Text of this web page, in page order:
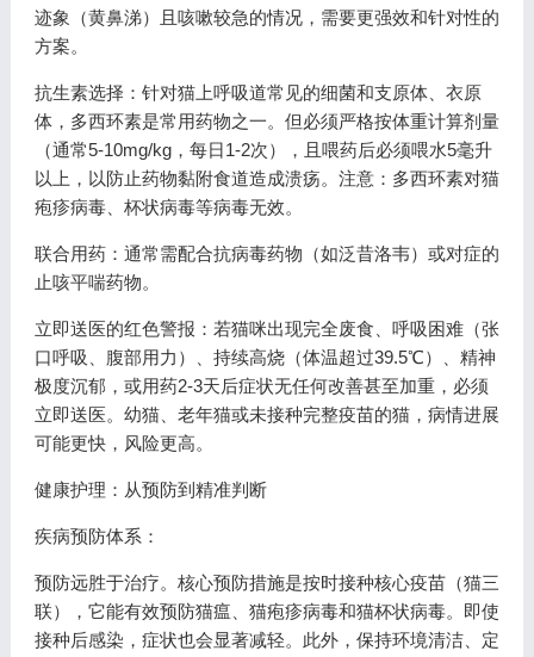
迹象（黄鼻涕）且咳嗽较急的情况，需要更强效和针对性的
方案。
抗生素选择：针对猫上呼吸道常见的细菌和支原体、衣原
体，多西环素是常用药物之一。但必须严格按体重计算剂量
（通常5-10mg/kg，每日1-2次），且喂药后必须喂水5毫升
以上，以防止药物黏附食道造成溃疡。注意：多西环素对猫
疱疹病毒、杯状病毒等病毒无效。
联合用药：通常需配合抗病毒药物（如泛昔洛韦）或对症的
止咳平喘药物。
立即送医的红色警报：若猫咪出现完全废食、呼吸困难（张
口呼吸、腹部用力）、持续高烧（体温超过39.5℃）、精神
极度沉郁，或用药2-3天后症状无任何改善甚至加重，必须
立即送医。幼猫、老年猫或未接种完整疫苗的猫，病情进展
可能更快，风险更高。
健康护理：从预防到精准判断
疾病预防体系：
预防远胜于治疗。核心预防措施是按时接种核心疫苗（猫三
联），它能有效预防猫瘟、猫疱疹病毒和猫杯状病毒。即使
接种后感染，症状也会显著减轻。此外，保持环境清洁、定